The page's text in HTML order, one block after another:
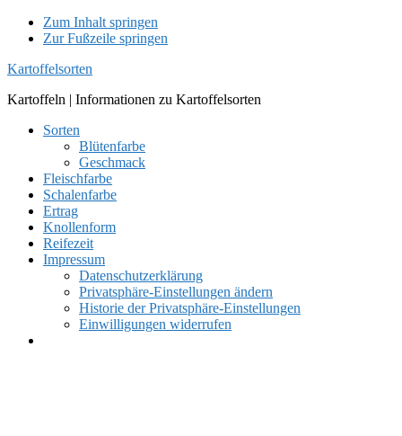
Zum Inhalt springen
Zur Fußzeile springen
Kartoffelsorten
Kartoffeln | Informationen zu Kartoffelsorten
Sorten
Blütenfarbe
Geschmack
Fleischfarbe
Schalenfarbe
Ertrag
Knollenform
Reifezeit
Impressum
Datenschutzerklärung
Privatsphäre-Einstellungen ändern
Historie der Privatsphäre-Einstellungen
Einwilligungen widerrufen